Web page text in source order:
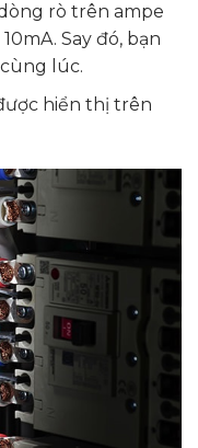
rò trên ampe
Say đó, bạn
lúc.
hiển thị trên